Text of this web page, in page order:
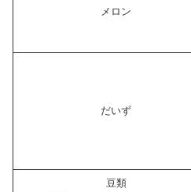
メロン
だいず
豆類